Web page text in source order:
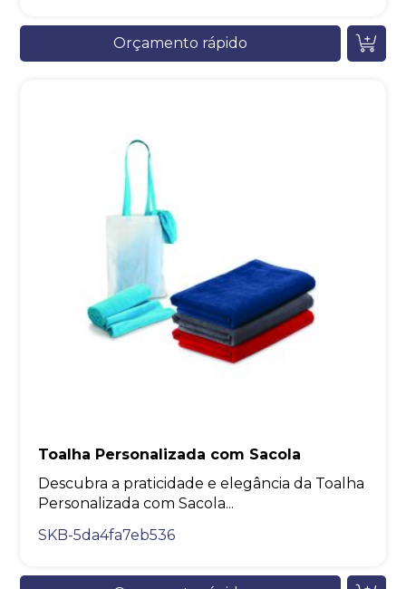
Orçamento rápido
Toalha Personalizada com Sacola
Descubra a praticidade e elegância da Toalha
Personalizada com Sacola...
SKB-5da4fa7eb536